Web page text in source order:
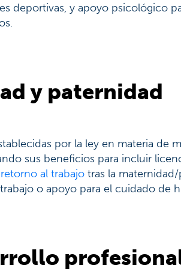
deportivas, y apoyo psicológico
y paternidad
por la ley en materia de
sus beneficios para incluir
retorno al trabajo tras la
o apoyo para el cuidado de